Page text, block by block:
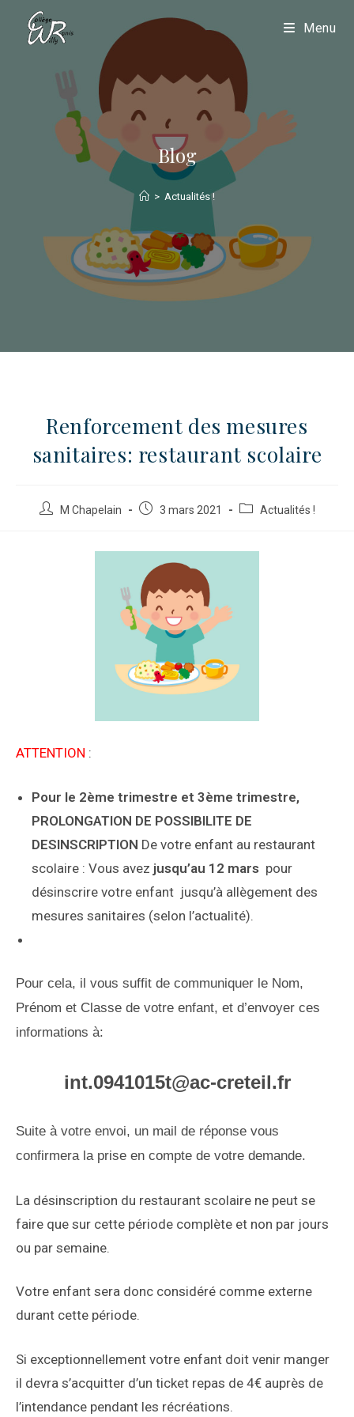
Menu
Blog
> Actualités !
Renforcement des mesures
sanitaires: restaurant scolaire
M Chapelain 3 mars 2021 Actualités !
ATTENTION :
Pour le 2ème trimestre et 3ème trimestre,
PROLONGATION DE POSSIBILITE DE
DESINSCRIPTION De votre enfant au restaurant
scolaire : Vous avez jusqu’au 12 mars pour
désinscrire votre enfant jusqu’à allègement des
mesures sanitaires (selon l’actualité).
Pour cela, il vous suffit de communiquer le Nom,
Prénom et Classe de votre enfant, et d’envoyer ces
informations à:
int.0941015t@ac-creteil.fr
Suite à votre envoi, un mail de réponse vous
confirmera la prise en compte de votre demande.
La désinscription du restaurant scolaire ne peut se
faire que sur cette période complète et non par jours
ou par semaine.
Votre enfant sera donc considéré comme externe
durant cette période.
Si exceptionnellement votre enfant doit venir manger
il devra s’acquitter d’un ticket repas de 4€ auprès de
l’intendance pendant les récréations.